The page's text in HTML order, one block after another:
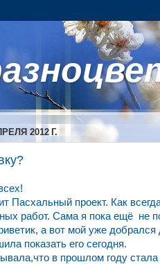
2012 Г.
Пасхальный проект. Как
работ. Сама я пока ещё не
а вот мой уже
показать его сегодня.
в прошлом году